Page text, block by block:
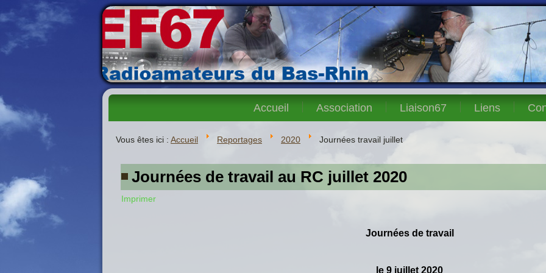
Accueil Association Liaison67 Liens
Vous êtes ici : Accueil Reportages 2020 Journées travail juillet
Journées de travail au RC juillet 2020
Imprimer
Journées de travail
le 9 juillet 2020